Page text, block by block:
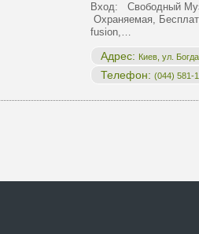
Вход: Свободный
Охраняемая,
fusion,…
Адрес: Киев, ул.
Телефон: (044) 581-